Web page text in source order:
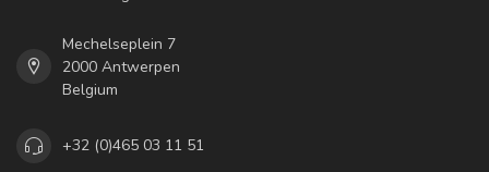
Mechelseplein 7
2000 Antwerpen
Belgium
+32 (0)465 03 11 51